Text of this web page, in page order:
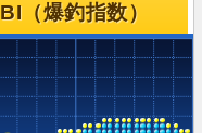
BI（爆釣指数）